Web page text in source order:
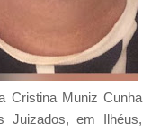
Cristina Muniz Cunha
Juizados, em Ilhéus,